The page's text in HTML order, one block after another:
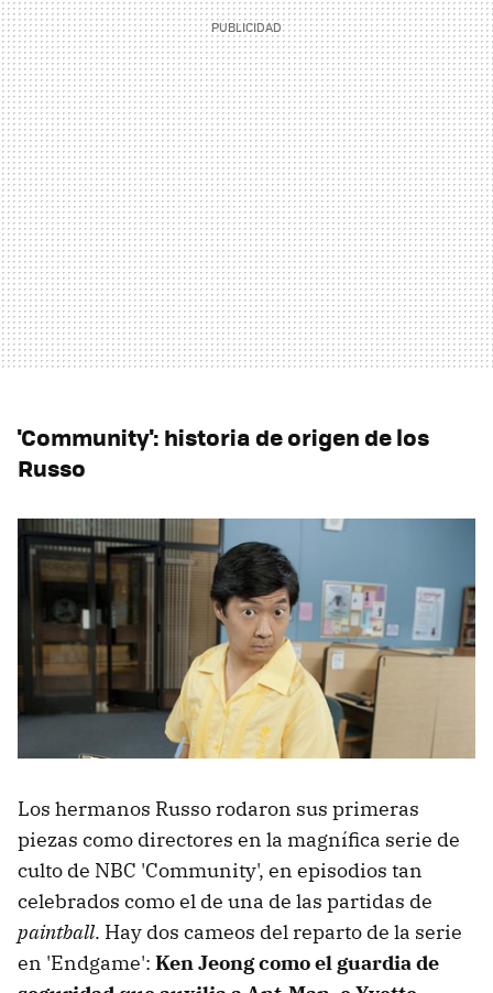
'Community': historia de origen de los
Russo
Los hermanos Russo rodaron sus primeras
piezas como directores en la magnífica serie de
culto de NBC 'Community', en episodios tan
celebrados como el de una de las partidas de
paintball. Hay dos cameos del reparto de la serie
en 'Endgame': Ken Jeong como el guardia de